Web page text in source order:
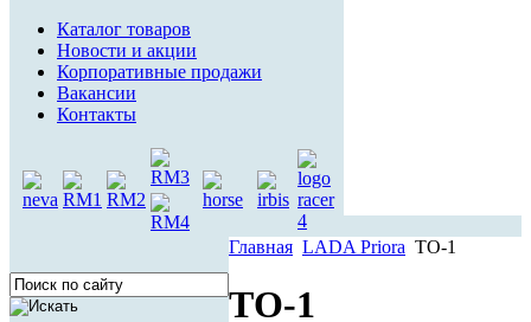
Каталог товаров
Новости и акции
Корпоративные продажи
Вакансии
Контакты
Главная LADA Priora ТО-1
ТО-1